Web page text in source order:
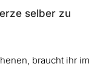
selber zu
braucht ihr im